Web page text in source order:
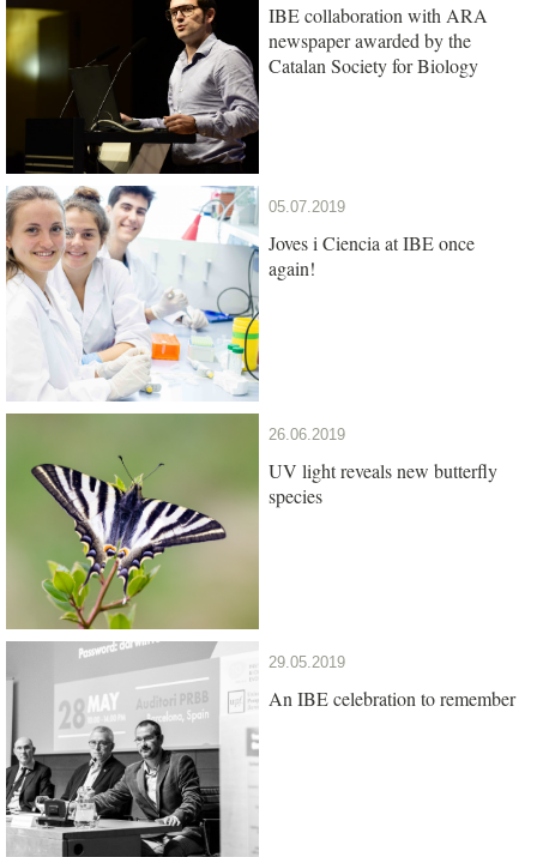
IBE collaboration with ARA
newspaper awarded by the
Catalan Society for Biology
05.07.2019
Joves i Ciencia at IBE once
again!
26.06.2019
UV light reveals new butterfly
species
29.05.2019
An IBE celebration to remember